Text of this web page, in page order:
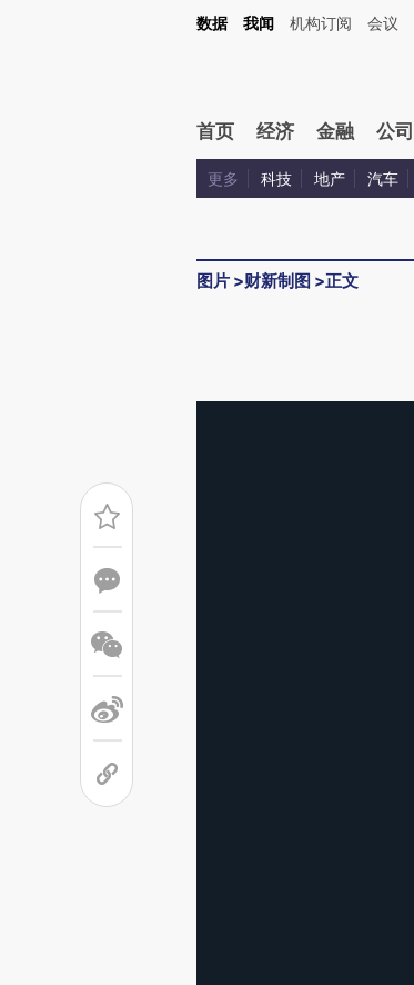
数据 我闻 机构订阅 会议
首页 经济 金融 公司
更多 科技 地产 汽车
图片 >财新制图 >正文